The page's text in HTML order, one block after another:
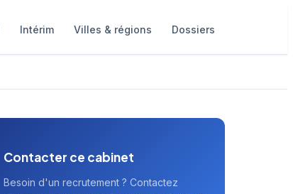
Intérim Villes & régions Dossiers
Contacter ce cabinet
Besoin d'un recrutement ? Contactez